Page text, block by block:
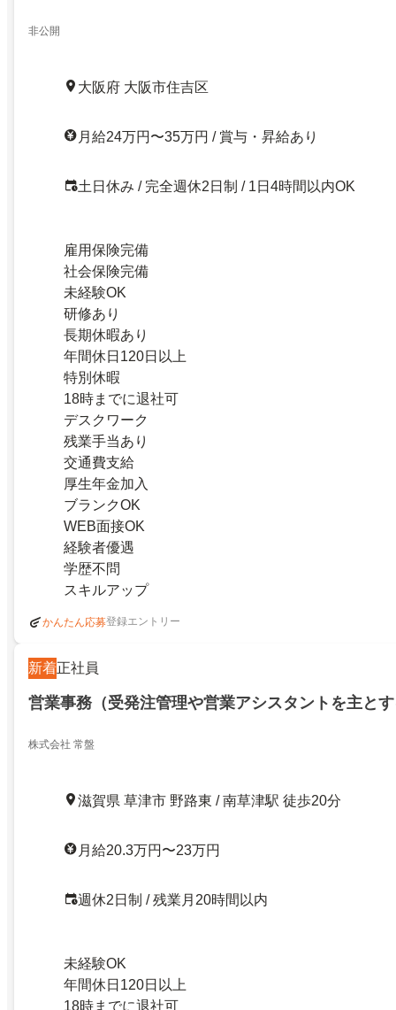
非公開
大阪府 大阪市住吉区
月給24万円〜35万円 / 賞与・昇給あり
土日休み / 完全週休2日制 / 1日4時間以内OK
雇用保険完備
社会保険完備
未経験OK
研修あり
長期休暇あり
年間休日120日以上
特別休暇
18時までに退社可
デスクワーク
残業手当あり
交通費支給
厚生年金加入
ブランクOK
WEB面接OK
経験者優遇
学歴不問
スキルアップ
かんたん応募登録エントリー
新着正社員
営業事務（受発注管理や営業アシスタントを主と
株式会社 常盤
滋賀県 草津市 野路東 / 南草津駅 徒歩20分
月給20.3万円〜23万円
週休2日制 / 残業月20時間以内
未経験OK
年間休日120日以上
18時までに退社可